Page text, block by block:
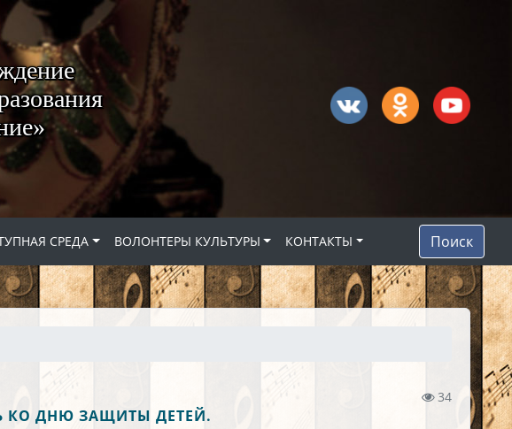
СРЕДА ВОЛОНТЕРЫ КУЛЬТУРЫ КОНТАКТЫ Поиск
34
КО ДНЮ ЗАЩИТЫ ДЕТЕЙ.